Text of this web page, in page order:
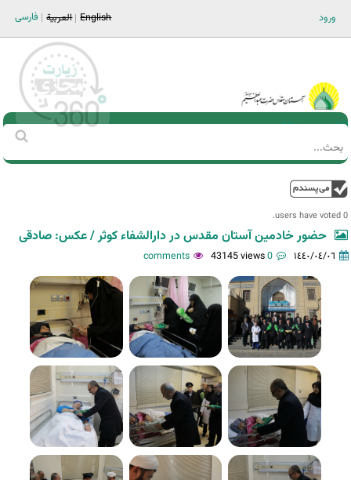
ورود فارسی العربية English
Main men-AR
استمارة
‏
0 users have voted.
حضور خادمین آستان مقدس در دارالشفاء کوثر / عکس: صادقی
١٤٤٠/٠٤/٠٦ 0 comments
43145 views